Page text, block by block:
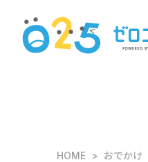
HOME おでかけ